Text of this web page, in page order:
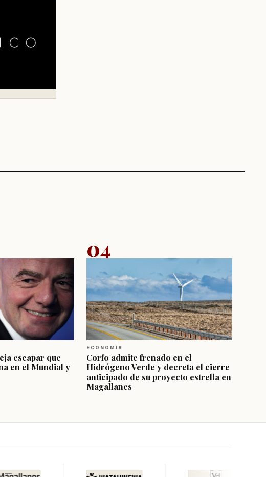
escapar que
en el Mundial y
04
ECONOMÍA
Corfo admite frenado en el
Hidrógeno Verde y decreta el cierre
anticipado de su proyecto estrella en
Magallanes